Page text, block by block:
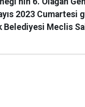
2023 Cumartesi
Belediyesi Meclis